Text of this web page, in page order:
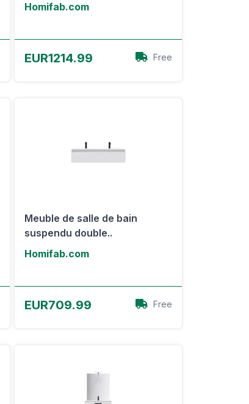
Homifab.com
EUR1214.99 Free
Meuble de salle de bain
suspendu double..
Homifab.com
EUR709.99 Free